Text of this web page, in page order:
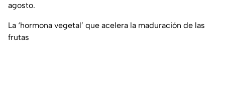
agosto.
La ‘hormona vegetal’ que acelera la maduración de las
frutas